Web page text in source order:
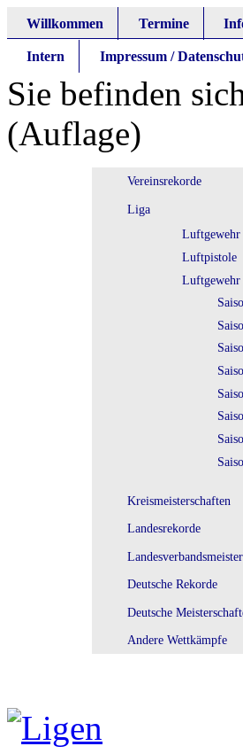
Willkommen Termine
Intern Impressum /
Sie befinden
(Auflage)
Vereinsrekorde
Liga
Luftgewehr
Luftpistole
Kreismeisterschaften
Landesrekorde
Deutsche Rekorde
Deutsche
Andere Wettkämpfe